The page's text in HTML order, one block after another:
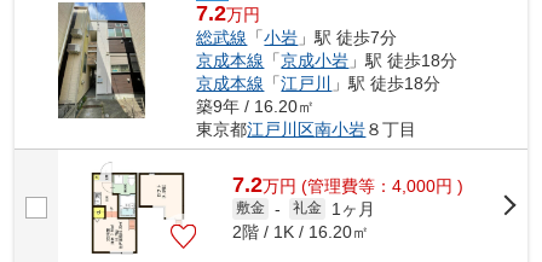
7.2万円
総武線 「小岩 」駅 徒歩7分
京成本線 「京成小岩 」駅 徒歩18分
京成本線 「江戸川
」駅 徒歩18分
築9年 / 16.20㎡
東京都江戸川区南小岩８丁目
7.2万円 (管理費等：4,000円 )
敷金 - 礼金
1ヶ月
2階 / 1K / 16.20㎡